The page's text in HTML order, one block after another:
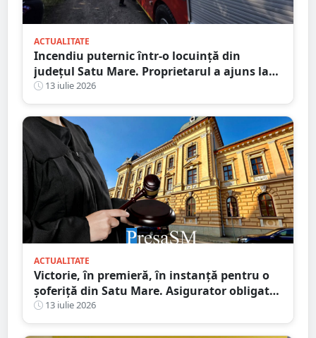
ACTUALITATE
Incendiu puternic într-o locuință din
județul Satu Mare. Proprietarul a ajuns la
spital după ce a inhalat fum
13 iulie 2026
ACTUALITATE
Victorie, în premieră, în instanță pentru o
șoferiță din Satu Mare. Asigurator obligat
să plătească integral daunele morale
13 iulie 2026